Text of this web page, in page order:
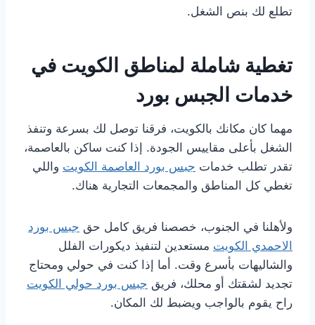
تطلع لك بنص الشغل.
تغطية شاملة لمناطق الكويت في
خدمات الجبس بورد
مهما كان مكانك بالكويت، فرقنا توصل لك بسرعة وتنفذ
الشغل بأعلى مقاييس الجودة. إذا كنت ساكن بالعاصمة،
تقدر تطلب خدمات جبس بورد العاصمة الكويت واللي
تغطي كل المناطق والمجمعات التجارية هناك.
ولأهلنا في الجنوب، خصصنا فريق كامل حق جبس بورد
الاحمدي الكويت مستعدين لتنفيذ ديكورات الفلل
والشاليهات بأسرع وقت. أما إذا كنت في حولي ومحتاج
تجديد لشقتك أو محلك، فريق جبس بورد حولي الكويت
راح يقوم بالواجب ويضبط لك المكان.